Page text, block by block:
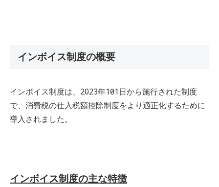
インボイス制度の概要
インボイス制度は、2023年10月1日から施行された制度
で、消費税の仕入税額控除制度をより適正化するために
導入されました。
インボイス制度の主な特徴